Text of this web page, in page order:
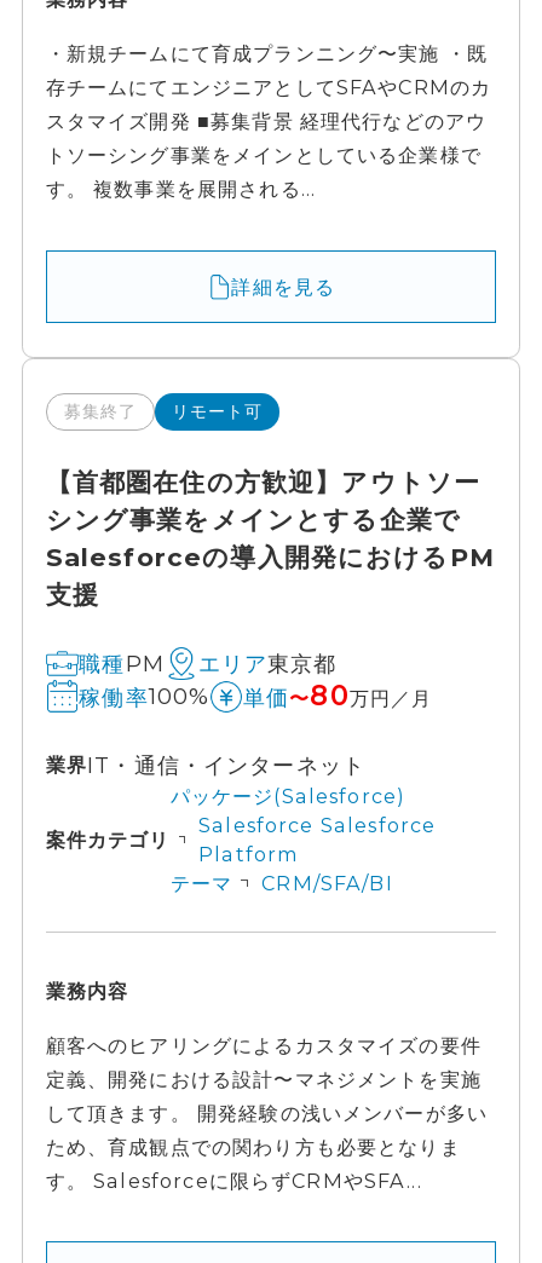
・新規チームにて育成プランニング〜実施 ・既
存チームにてエンジニアとしてSFAやCRMのカ
スタマイズ開発 ■募集背景 経理代行などのアウ
トソーシング事業をメインとしている企業様で
す。 複数事業を展開される...
詳細を見る
募集終了 リモート可
【首都圏在住の方歓迎】アウトソー
シング事業をメインとする企業で
Salesforceの導入開発におけるPM
支援
職種PM エリア東京都
稼働率100% 単価〜80万円／月
業界IT・通信・インターネット
案件カテゴリ
パッケージ(Salesforce)
Salesforce Salesforce
Platform
テーマ
CRM/SFA/BI
業務内容
顧客へのヒアリングによるカスタマイズの要件
定義、開発における設計〜マネジメントを実施
して頂きます。 開発経験の浅いメンバーが多い
ため、育成観点での関わり方も必要となりま
す。 Salesforceに限らずCRMやSFA...